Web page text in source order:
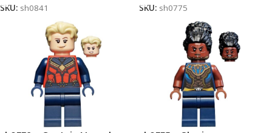
SKU: sh0841
SKU: sh0775